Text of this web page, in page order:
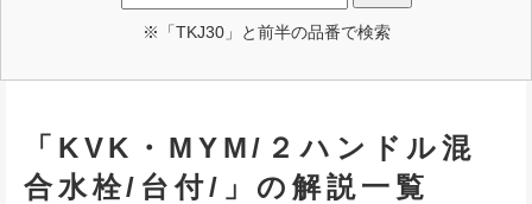
※「TKJ30」と前半の品番で検索
「KVK・MYM/２ハンドル混
合水栓/台付/」の解説一覧